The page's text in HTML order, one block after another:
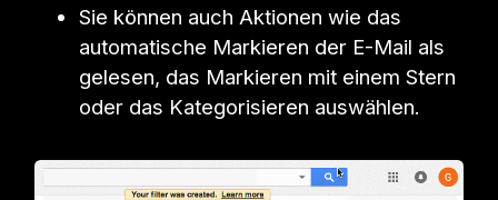
Sie können auch Aktionen wie das
automatische Markieren der E-Mail als
gelesen, das Markieren mit einem Stern
oder das Kategorisieren auswählen.